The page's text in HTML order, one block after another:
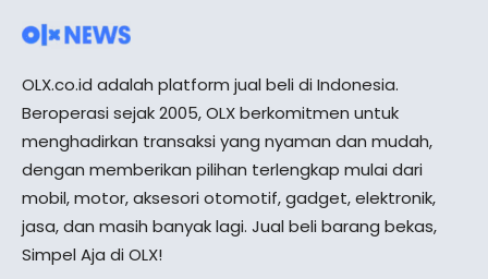
OLX.co.id adalah platform jual beli di Indonesia.
Beroperasi sejak 2005, OLX berkomitmen untuk
menghadirkan transaksi yang nyaman dan mudah,
dengan memberikan pilihan terlengkap mulai dari
mobil, motor, aksesori otomotif, gadget, elektronik,
jasa, dan masih banyak lagi. Jual beli barang bekas,
Simpel Aja di OLX!